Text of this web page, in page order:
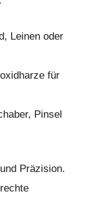
Leinen oder
für
Pinsel
Präzision.